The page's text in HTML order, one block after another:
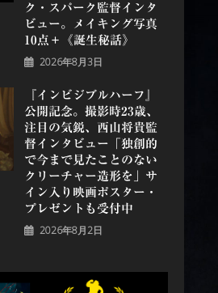
ク・スパーク監督インタ
ビュー。メイキング写真
10点＋《誕⽣秘話》
2026年8月3日
『インビジブルハーフ』
公開記念。撮影時23歳、
注目の気鋭、⻄⼭将貴監
督インタビュー「独創的
で今まで見たことのない
クリーチャー造形を」サ
イン入り映画ポスター・
プレゼントも受付中
2026年8月2日